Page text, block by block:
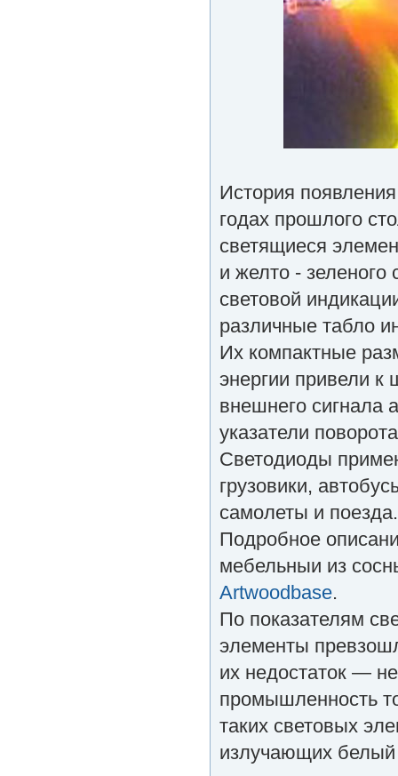
История
годах прошлого
светящиеся
и желто -
световой
различные табло
Их компактные
энергии привели
внешнего сигнала
указатели
Светодиоды
грузовики,
самолеты и поезда.
Подробное
мебельныи из
Artwoodbase.
По показателям
элементы
их недостаток —
промышленность
таких световых
излучающих белый